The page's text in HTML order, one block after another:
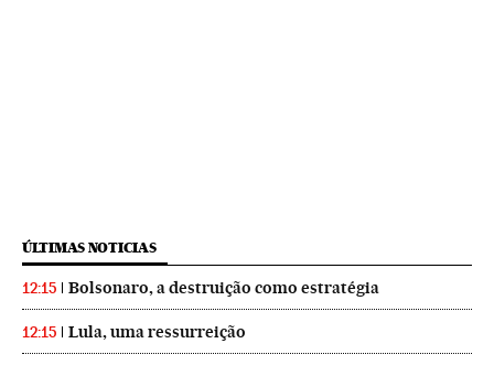
ÚLTIMAS NOTICIAS
12:15 Bolsonaro, a destruição como estratégia
12:15 Lula, uma ressurreição